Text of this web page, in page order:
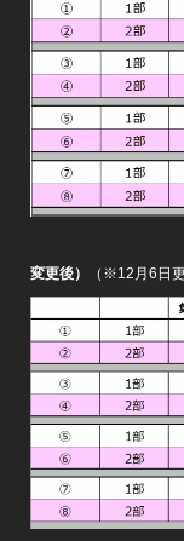
変更後） （※12月6日更